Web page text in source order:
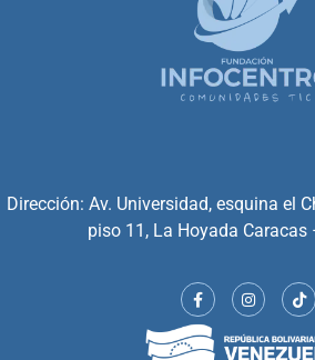
Dirección: Av. Universidad, esquina el
piso 11, La Hoyada Caracas